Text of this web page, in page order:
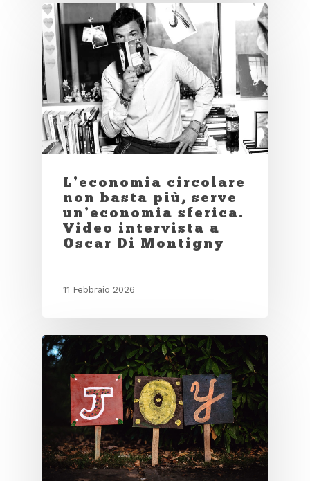
L’economia circolare
non basta più, serve
un’economia sferica.
Video intervista a
Oscar Di Montigny
11 Febbraio 2026